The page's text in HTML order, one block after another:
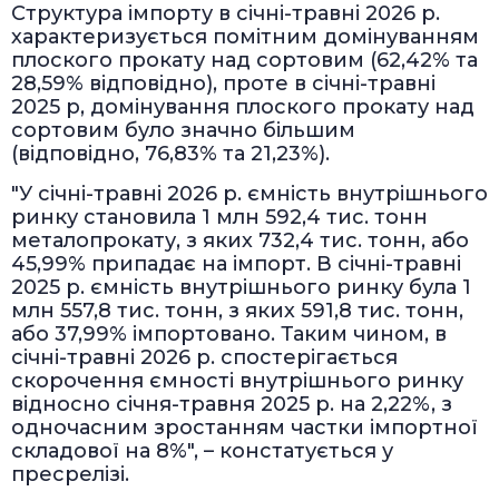
Структура імпорту в січні-травні 2026 р.
характеризується помітним домінуванням
плоского прокату над сортовим (62,42% та
28,59% відповідно), проте в січні-травні
2025 р, домінування плоского прокату над
сортовим було значно більшим
(відповідно, 76,83% та 21,23%).
"У січні-травні 2026 р. ємність внутрішнього
ринку становила 1 млн 592,4 тис. тонн
металопрокату, з яких 732,4 тис. тонн, або
45,99% припадає на імпорт. В січні-травні
2025 р. ємність внутрішнього ринку була 1
млн 557,8 тис. тонн, з яких 591,8 тис. тонн,
або 37,99% імпортовано. Таким чином, в
січні-травні 2026 р. спостерігається
скорочення ємності внутрішнього ринку
відносно січня-травня 2025 р. на 2,22%, з
одночасним зростанням частки імпортної
складової на 8%", – констатується у
пресрелізі.